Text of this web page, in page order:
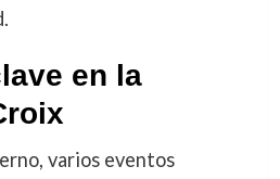
en la
varios eventos